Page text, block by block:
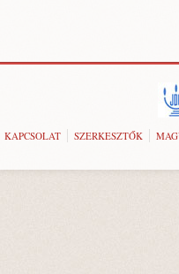
KAPCSOLAT SZERKESZTŐK